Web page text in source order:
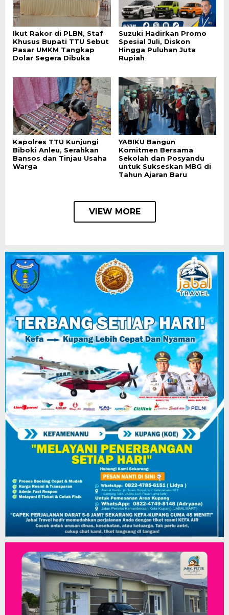
Ikut Rakor di PLBN, Staf
Khusus Bupati TTU Sebut
Pasar UMKM Tangkap
Dolar Segera Dibuka
Suzuki Hadirkan Promo
Spesial Juli, Diskon
Hingga Puluhan Juta
Rupiah
Kapolres TTU Kunjungi
Biboki Anleu, Serahkan
Bansos dan Tinjau Usaha
Warga
YABIKU Bangun
Komitmen Bersama
Sekolah dan Posyandu
untuk Sukseskan MBG di
Tahun Ajaran Baru
VIEW MORE